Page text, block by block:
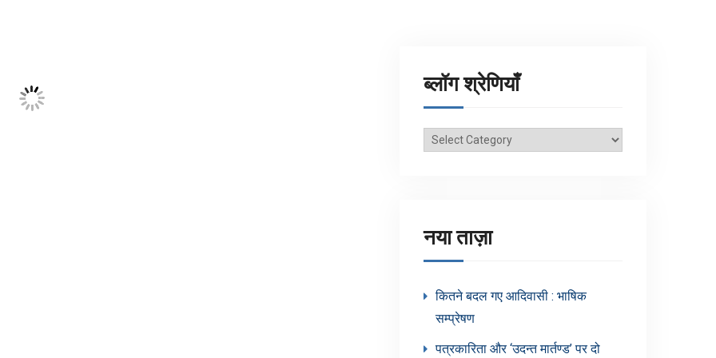
ब्लॉग श्रेणियाँ
ब्लॉग
नया ताज़ा
कितने बदल गए आदिवासी : भाषिक
सम्प्रेषण
पत्रकारिता और ‘उदन्त मार्तण्ड’ पर दो